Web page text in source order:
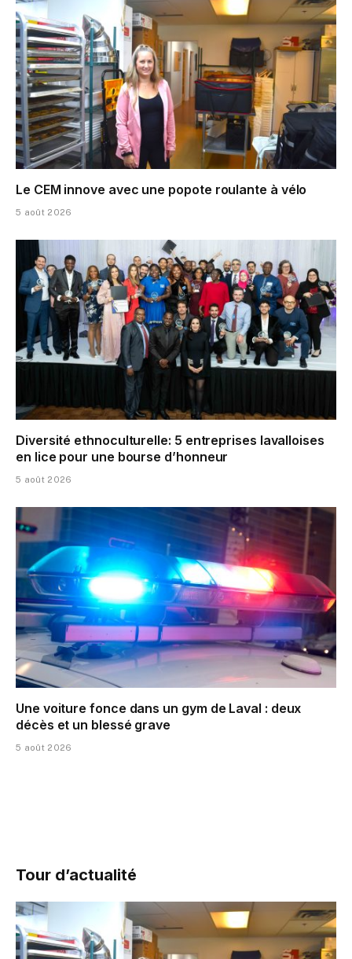
Le CEM innove avec une popote roulante à vélo
5 août 2026
Diversité ethnoculturelle: 5 entreprises lavalloises
en lice pour une bourse d’honneur
5 août 2026
Une voiture fonce dans un gym de Laval : deux
décès et un blessé grave
5 août 2026
Tour d’actualité